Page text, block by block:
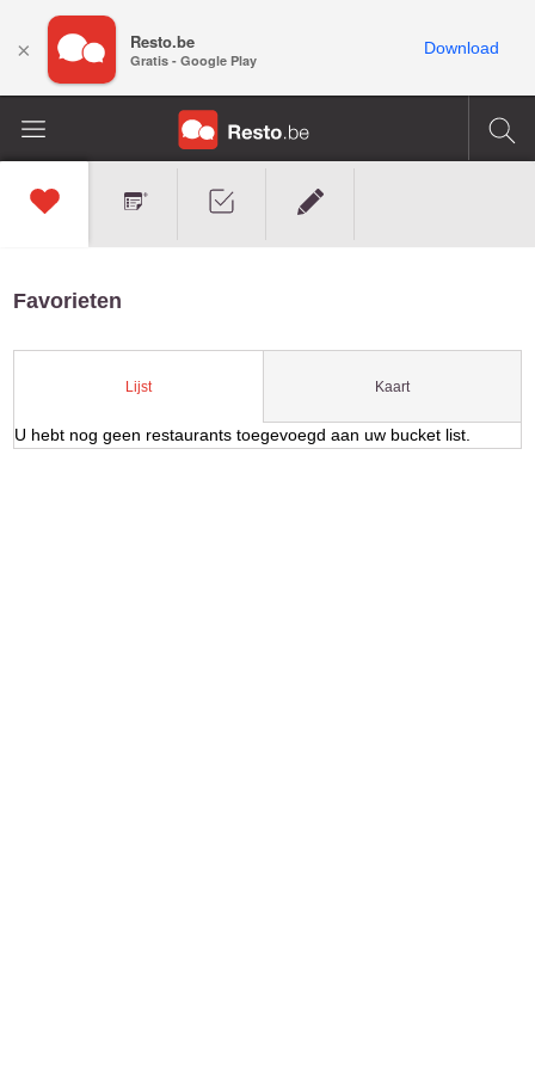
Favorieten
Lijst Kaart
U hebt nog geen restaurants toegevoegd aan uw bucket list.
× Resto.be
Gratis - Google Play
Download